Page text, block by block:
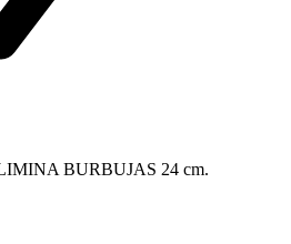
BURBUJAS 24 cm.